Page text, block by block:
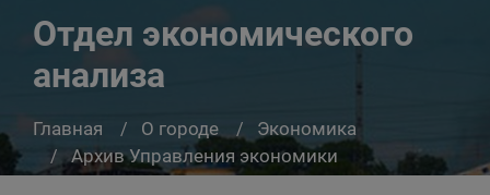
Отдел экономического
анализа
Главная О городе
Экономика
Архив Управления экономики
Отдел экономического анализа